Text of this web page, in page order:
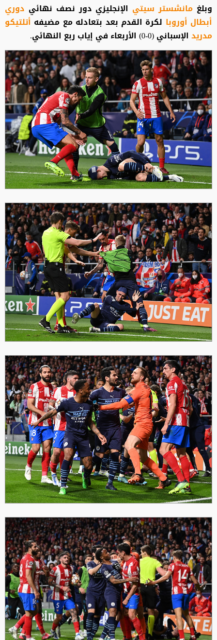
وبلغ مانشستر سيتي الإنجليزي دور نصف نهائي دوري
أبطال أوروبا لكرة القدم بعد بتعادله مع مضيفه أتلتيكو
مدريد الإسباني (0-0) الأربعاء في إياب ربع النهائي.